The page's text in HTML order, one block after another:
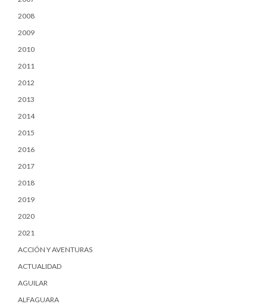
2008
2009
2010
2011
2012
2013
2014
2015
2016
2017
2018
2019
2020
2021
ACCIÓN Y AVENTURAS
ACTUALIDAD
AGUILAR
ALFAGUARA